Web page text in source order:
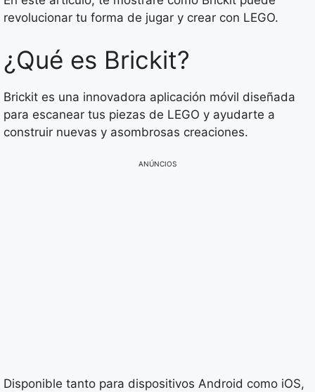
revolucionar tu forma de jugar y crear con LEGO.
¿Qué es Brickit?
Brickit es una innovadora aplicación móvil diseñada
para escanear tus piezas de LEGO y ayudarte a
construir nuevas y asombrosas creaciones.
ANÚNCIOS
Disponible tanto para dispositivos Android como iOS,